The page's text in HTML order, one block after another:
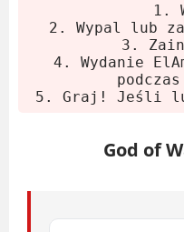
Uruchom
Graj. I po
wspierać
Wymagania
Minimalne
1.
2. Wypal lub
3.
4. Wydanie
5. Graj! Jeśli
God of